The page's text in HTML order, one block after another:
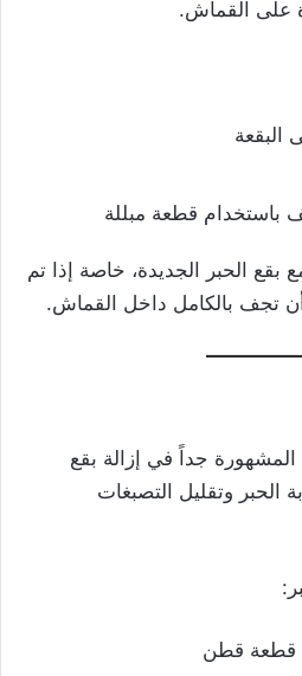
على القماش.
البقعة
قطعة مبللة
بقع الحبر الجديدة، خاصة إذا تم
تجف بالكامل داخل القماش.
جداً في إزالة بقع
الحبر وتقليل التصبغات
قطعة قطن